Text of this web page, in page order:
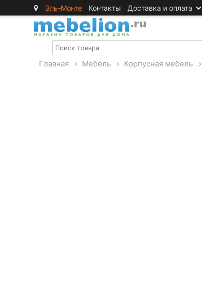
Эль-Монте Контакты Доставка и оплата
Главная > Мебель > Корпусная мебель >